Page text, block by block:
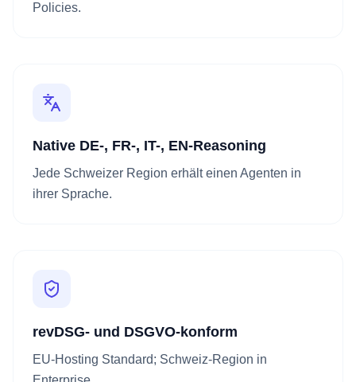
Policies.
Native DE-, FR-, IT-, EN-Reasoning
Jede Schweizer Region erhält einen Agenten in
ihrer Sprache.
revDSG- und DSGVO-konform
EU-Hosting Standard; Schweiz-Region in